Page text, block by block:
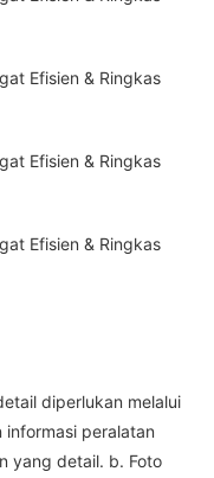
diperlukan melalui
peralatan
yang detail. b. Foto